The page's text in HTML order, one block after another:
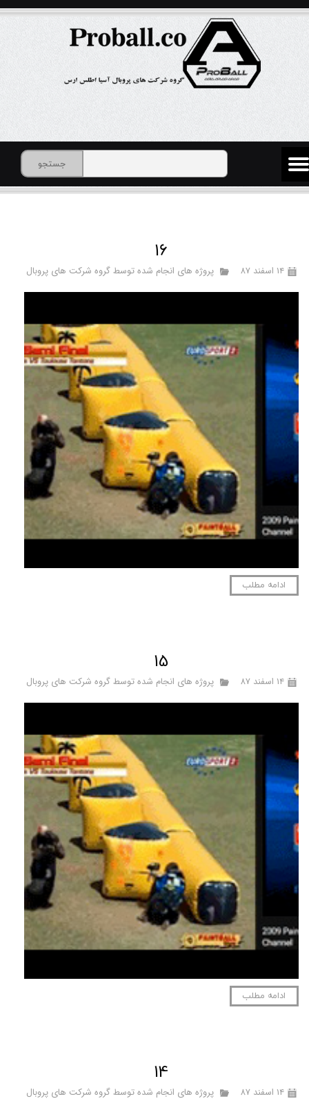
جستجو
16
۱۴ اسفند ۸۷ پروژه های انجام شده توسط گروه شرکت های پروبال
ادامه مطلب
15
۱۴ اسفند ۸۷ پروژه های انجام شده توسط گروه شرکت های پروبال
ادامه مطلب
14
۱۴ اسفند ۸۷ پروژه های انجام شده توسط گروه شرکت های پروبال